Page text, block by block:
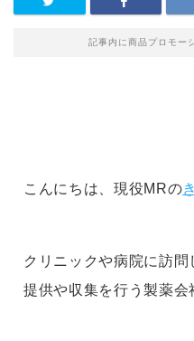
記事内に商品プロモー
こんにちは、現役MRの
クリニックや病院に訪
提供や収集を行う製薬会